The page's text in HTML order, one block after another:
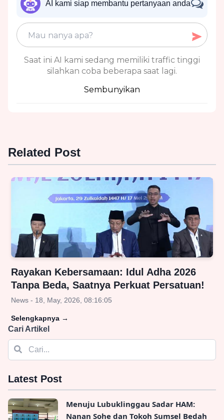
AI kami siap membantu pertanyaan anda
Saat ini AI kami sedang memiliki traffic tinggi
silahkan coba beberapa saat lagi.
Sembunyikan
Related Post
Rayakan Kebersamaan: Idul Adha 2026
Tanpa Beda, Saatnya Perkuat Persatuan!
News - 18, May, 2026, 08:16:05
Selengkapnya →
Cari Artikel
Latest Post
Menuju Lubuklinggau Sadar HAM:
Nanan Sohe dan Tokoh Sumsel Bedah